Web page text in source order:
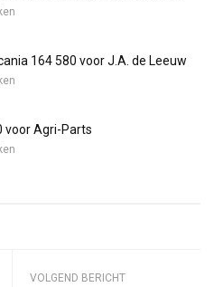
164 580 voor J.A. de Leeuw
voor Agri-Parts
VOLGEND BERICHT